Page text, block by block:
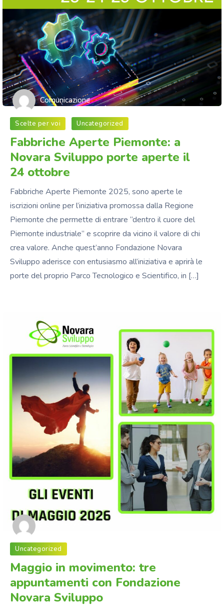
Comunicazione
Scelte per voi Uncategorized
Fabbriche Aperte Piemonte: a
Novara Sviluppo porte aperte il
24 ottobre
Fabbriche Aperte Piemonte 2025, sono aperte le
iscrizioni online per l’iniziativa promossa dalla Regione
Piemonte che permette di entrare “dentro il cuore del
Piemonte industriale” e scoprire da vicino il valore di chi
crea valore. Anche quest’anno Fondazione Novara
Sviluppo aderisce con entusiasmo all’iniziativa e aprirà le
porte del proprio Parco Tecnologico e Scientifico, in […]
Uncategorized
Maggio in movimento: tre
appuntamenti con Fondazione
Novara Sviluppo